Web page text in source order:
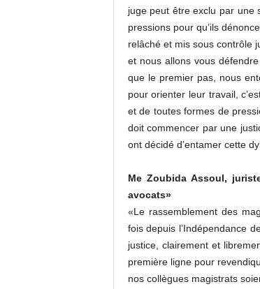
juge peut être exclu par une
pressions pour qu’ils
relâché et mis sous contrôle
et nous allons vous
que le premier pas, nous
pour orienter leur travail,
et de toutes formes de
doit commencer par une
ont décidé d’entamer cette
Me Zoubida Assoul,
avocats»
«Le rassemblement des
fois depuis l’Indépendance
justice, clairement et
première ligne pour
nos collègues magistrats